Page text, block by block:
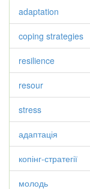
adaptation
coping strategies
resilience
resour
stress
адаптація
копінг-стратегії
молодь